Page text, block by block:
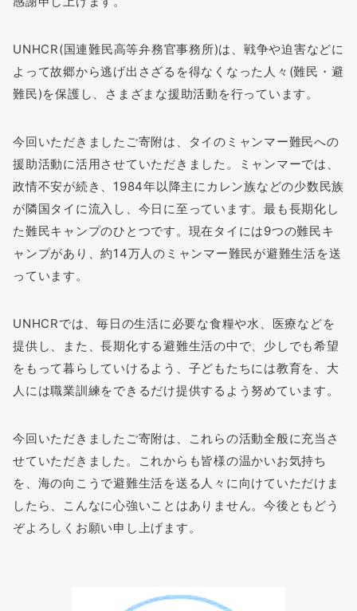
UNHCR(国連難民高等弁務官事務所)は、戦争や迫害などに
よって故郷から逃げ出さざるを得なくなった人々(難民・避
難民)を保護し、さまざまな援助活動を行っています。
今回いただきましたご寄附は、タイのミャンマー難民への
援助活動に活用させていただきました。ミャンマーでは、
政情不安が続き、1984年以降主にカレン族などの少数民族
が隣国タイに流入し、今日に至っています。最も長期化し
た難民キャンプのひとつです。現在タイには9つの難民キ
ャンプがあり、約14万人のミャンマー難民が避難生活を送
っています。
UNHCRでは、毎日の生活に必要な食糧や水、医療などを
提供し、また、長期化する避難生活の中で、少しでも希望
をもって暮らしていけるよう、子どもたちには教育を、大
人には職業訓練をできるだけ提供するよう努めています。
今回いただきましたご寄附は、これらの活動全般に充当さ
せていただきました。これからも皆様の温かいお気持ち
を、海の向こうで避難生活を送る人々に向けていただけま
したら、こんなに心強いことはありません。今後ともどう
ぞよろしくお願い申し上げます。